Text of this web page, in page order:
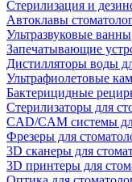
Стерилизация и
Автоклавы
Ультразвуковые ванны
Запечатывающие
Дистилляторы воды
Ультрафиолетовые
Бактерицидные
Стерилизаторы для
CAD/CAM системы
Фрезеры для
3D cканеры для
3D принтеры для